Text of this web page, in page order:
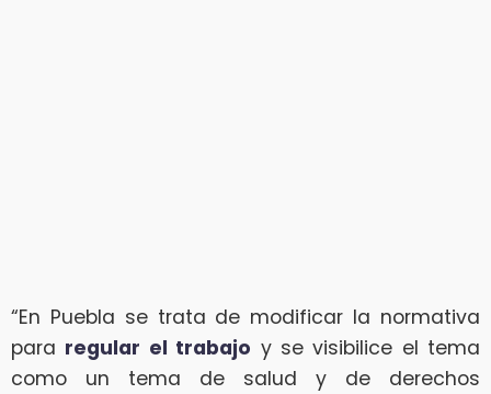
“En Puebla se trata de modificar la normativa
para regular el trabajo y se visibilice el tema
como un tema de salud y de derechos